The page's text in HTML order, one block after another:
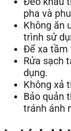
pha và
Không ăn
trình sử
Để xa tầm
Rửa sạch
dụng.
Không xả
Bảo quản
tránh ánh